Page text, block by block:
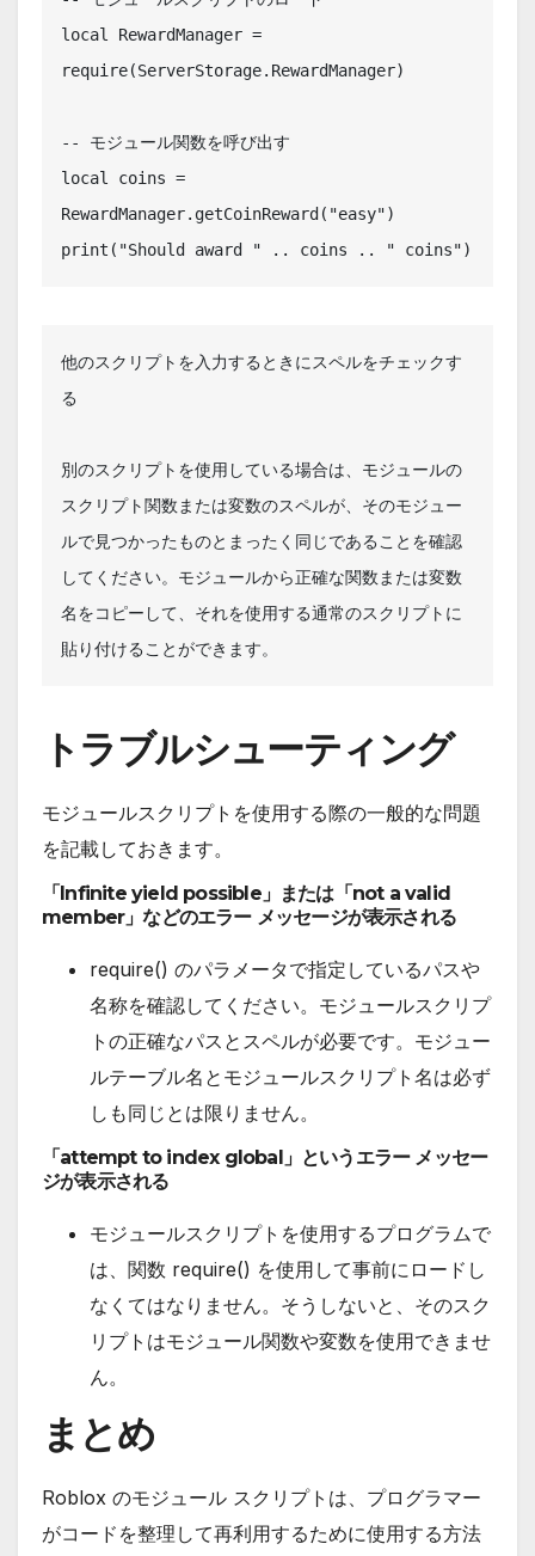
local RewardManager =
require(ServerStorage.RewardManager)
-- モジュール関数を呼び出す
local coins =
RewardManager.getCoinReward("easy")
print("Should award " .. coins .. " coins")
他のスクリプトを入力するときにスペルをチェックす
る
別のスクリプトを使用している場合は、モジュールの
スクリプト関数または変数のスペルが、そのモジュー
ルで見つかったものとまったく同じであることを確認
してください。モジュールから正確な関数または変数
名をコピーして、それを使用する通常のスクリプトに
貼り付けることができます。
トラブルシューティング
モジュールスクリプトを使用する際の一般的な問題
を記載しておきます。
「Infinite yield possible」または「not a valid
member」などのエラー メッセージが表示される
require() のパラメータで指定しているパスや
名称を確認してください。モジュールスクリプ
トの正確なパスとスペルが必要です。モジュー
ルテーブル名とモジュールスクリプト名は必ず
しも同じとは限りません。
「attempt to index global」というエラー メッセー
ジが表示される
モジュールスクリプトを使用するプログラムで
は、関数 require() を使用して事前にロードし
なくてはなりません。そうしないと、そのスク
リプトはモジュール関数や変数を使用できませ
ん。
まとめ
Roblox のモジュール スクリプトは、プログラマー
がコードを整理して再利用するために使用する方法